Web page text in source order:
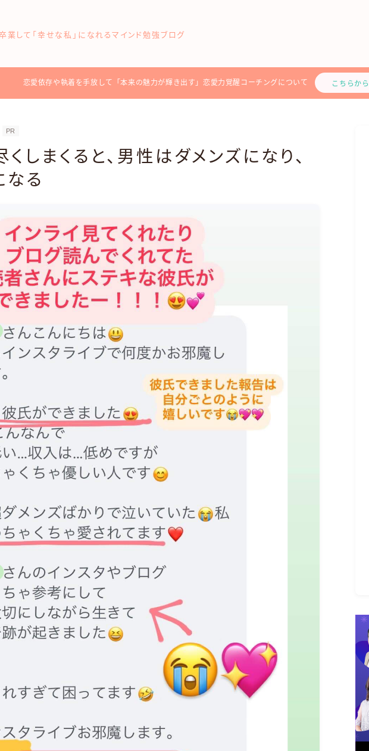
業して「幸せな私」になれるマインド勉強ブログ
恋愛依存や執着を手放して「本来の魅力が輝き出す」恋愛力覚醒コーチングについて こちらから
PR
しまくると、男性はダメンズになり、
なる